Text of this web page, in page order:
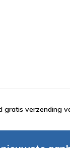
gratis verzending